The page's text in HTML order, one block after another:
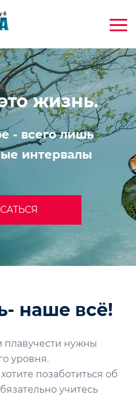
жизнь.
- всего лишь
интервалы
наше всё!
плавучести нужны
уровня.
позаботиться об
учитесь